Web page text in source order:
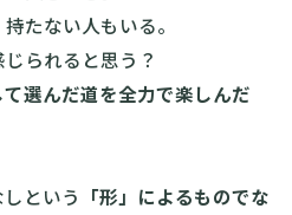
たない人もいる。
られると思う？
選んだ道を全力で楽しんだ
という 「形」によるものでな